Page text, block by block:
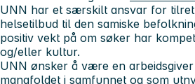
UNN har et særskilt ansvar for
helsetilbud til den samiske
positiv vekt på om søker har
og/eller kultur.
UNN ønsker å være en
mangfoldet i samfunnet og som